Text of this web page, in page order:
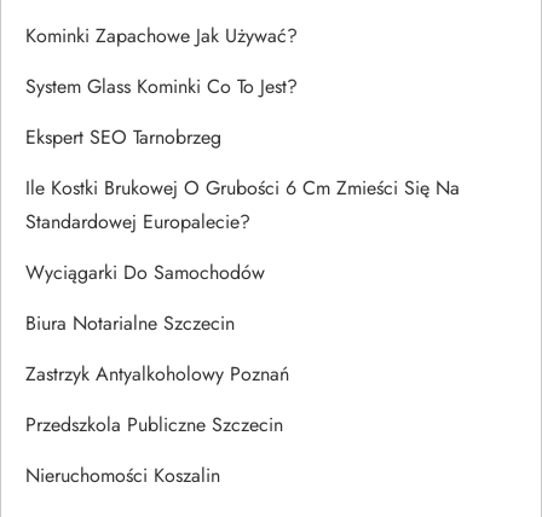
Kominki Zapachowe Jak Używać?
System Glass Kominki Co To Jest?
Ekspert SEO Tarnobrzeg
Ile Kostki Brukowej O Grubości 6 Cm Zmieści Się Na
Standardowej Europalecie?
Wyciągarki Do Samochodów
Biura Notarialne Szczecin
Zastrzyk Antyalkoholowy Poznań
Przedszkola Publiczne Szczecin
Nieruchomości Koszalin